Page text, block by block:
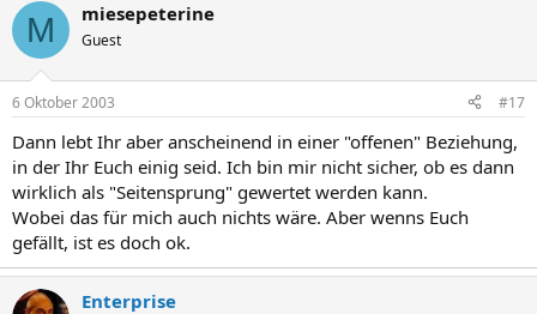
M miesepeterine
Guest
6 Oktober 2003 #17
Dann lebt Ihr aber anscheinend in einer "offenen" Beziehung,
in der Ihr Euch einig seid. Ich bin mir nicht sicher, ob es dann
wirklich als "Seitensprung" gewertet werden kann.
Wobei das für mich auch nichts wäre. Aber wenns Euch
gefällt, ist es doch ok.
Enterprise